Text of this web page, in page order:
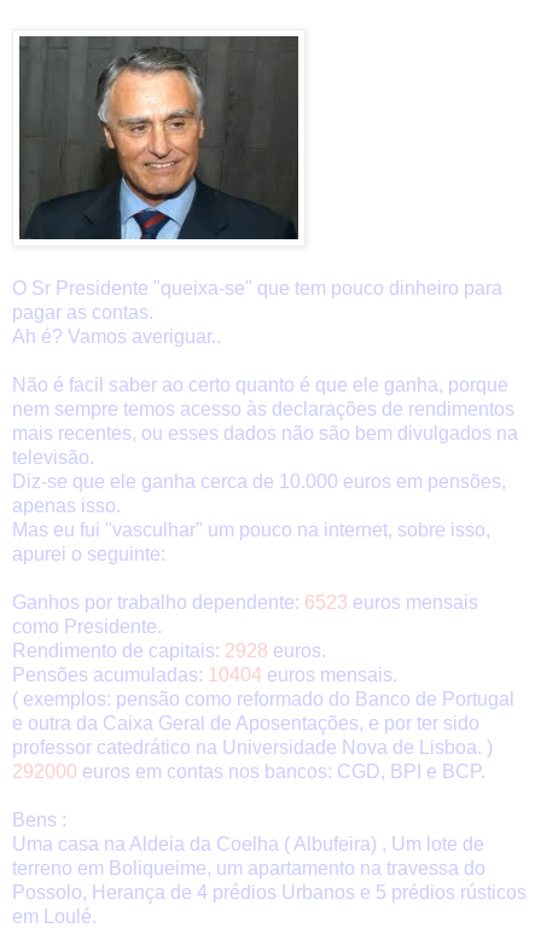
O Sr Presidente "queixa-se" que tem pouco dinheiro para
pagar as contas.
Ah é? Vamos averiguar..
Não é facil saber ao certo quanto é que ele ganha, porque
nem sempre temos acesso às declarações de rendimentos
mais recentes, ou esses dados não são bem divulgados na
televisão.
Diz-se que ele ganha cerca de 10.000 euros em pensões,
apenas isso.
Mas eu fui "vasculhar" um pouco na internet, sobre isso,
apurei o seguinte:
Ganhos por trabalho dependente: 6523 euros mensais
como Presidente.
Rendimento de capitais: 2928 euros.
Pensões acumuladas: 10404 euros mensais.
( exemplos: pensão como reformado do Banco de Portugal
e outra da Caixa Geral de Aposentações, e por ter sido
professor catedrático na Universidade Nova de Lisboa. )
292000 euros em contas nos bancos: CGD, BPI e BCP.
Bens :
Uma casa na Aldeia da Coelha ( Albufeira) , Um lote de
terreno em Boliqueime, um apartamento na travessa do
Possolo, Herança de 4 prédios Urbanos e 5 prédios rústicos
em Loulé.